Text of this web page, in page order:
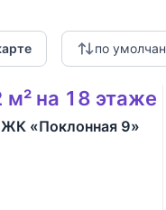
по
на 18 этаже
«Поклонная 9»